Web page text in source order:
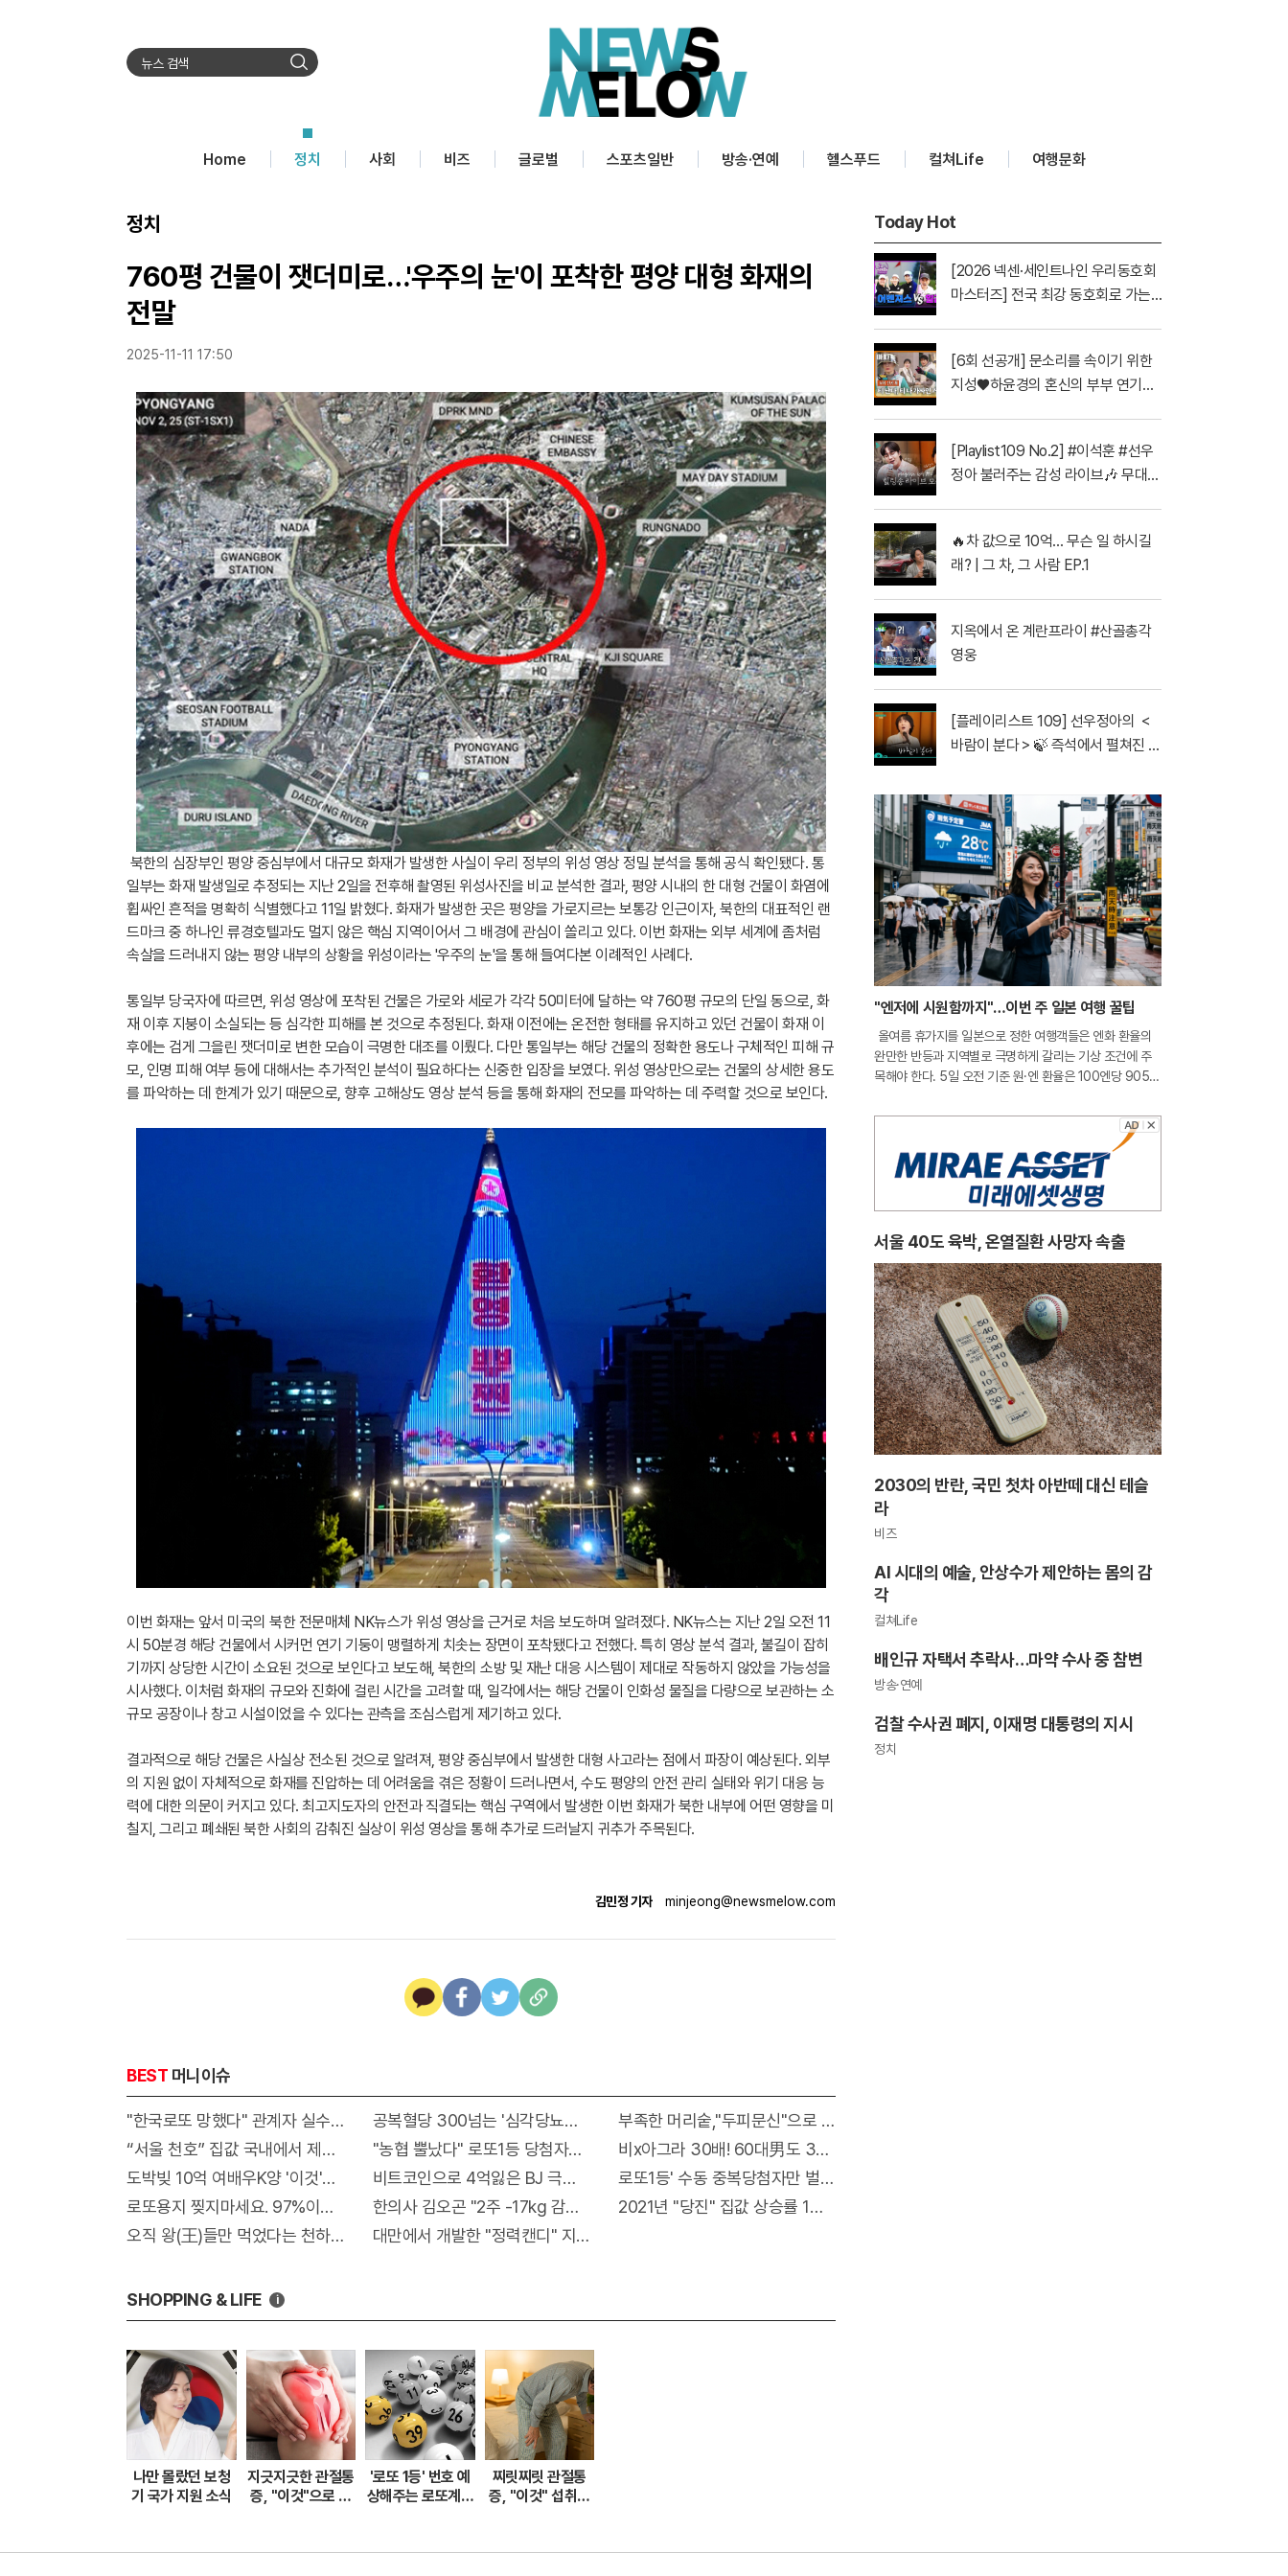
검
Home 정치 사회 비즈 글로벌 스포츠일반 방송·연예 헬스푸드 컬쳐Life 여행문화
정치
760평 건물이 잿더미로…'우주의 눈'이 포착한 평양 대형 화재의
전말
2025-11-11 17:50
북한의 심장부인 평양 중심부에서 대규모 화재가 발생한 사실이 우리 정부의 위성 영상 정밀 분석을 통해 공식 확인됐다. 통
일부는 화재 발생일로 추정되는 지난 2일을 전후해 촬영된 위성사진을 비교 분석한 결과, 평양 시내의 한 대형 건물이 화염에
휩싸인 흔적을 명확히 식별했다고 11일 밝혔다. 화재가 발생한 곳은 평양을 가로지르는 보통강 인근이자, 북한의 대표적인 랜
드마크 중 하나인 류경호텔과도 멀지 않은 핵심 지역이어서 그 배경에 관심이 쏠리고 있다. 이번 화재는 외부 세계에 좀처럼
속살을 드러내지 않는 평양 내부의 상황을 위성이라는 '우주의 눈'을 통해 들여다본 이례적인 사례다.
통일부 당국자에 따르면, 위성 영상에 포착된 건물은 가로와 세로가 각각 50미터에 달하는 약 760평 규모의 단일 동으로, 화
재 이후 지붕이 소실되는 등 심각한 피해를 본 것으로 추정된다. 화재 이전에는 온전한 형태를 유지하고 있던 건물이 화재 이
후에는 검게 그을린 잿더미로 변한 모습이 극명한 대조를 이뤘다. 다만 통일부는 해당 건물의 정확한 용도나 구체적인 피해 규
모, 인명 피해 여부 등에 대해서는 추가적인 분석이 필요하다는 신중한 입장을 보였다. 위성 영상만으로는 건물의 상세한 용도
를 파악하는 데 한계가 있기 때문으로, 향후 고해상도 영상 분석 등을 통해 화재의 전모를 파악하는 데 주력할 것으로 보인다.
이번 화재는 앞서 미국의 북한 전문매체 NK뉴스가 위성 영상을 근거로 처음 보도하며 알려졌다. NK뉴스는 지난 2일 오전 11
시 50분경 해당 건물에서 시커먼 연기 기둥이 맹렬하게 치솟는 장면이 포착됐다고 전했다. 특히 영상 분석 결과, 불길이 잡히
기까지 상당한 시간이 소요된 것으로 보인다고 보도해, 북한의 소방 및 재난 대응 시스템이 제대로 작동하지 않았을 가능성을
시사했다. 이처럼 화재의 규모와 진화에 걸린 시간을 고려할 때, 일각에서는 해당 건물이 인화성 물질을 다량으로 보관하는 소
규모 공장이나 창고 시설이었을 수 있다는 관측을 조심스럽게 제기하고 있다.
결과적으로 해당 건물은 사실상 전소된 것으로 알려져, 평양 중심부에서 발생한 대형 사고라는 점에서 파장이 예상된다. 외부
의 지원 없이 자체적으로 화재를 진압하는 데 어려움을 겪은 정황이 드러나면서, 수도 평양의 안전 관리 실태와 위기 대응 능
력에 대한 의문이 커지고 있다. 최고지도자의 안전과 직결되는 핵심 구역에서 발생한 이번 화재가 북한 내부에 어떤 영향을 미
칠지, 그리고 폐쇄된 북한 사회의 감춰진 실상이 위성 영상을 통해 추가로 드러날지 귀추가 주목된다.
김민정 기자 minjeong@newsmelow.com
BEST 머니이슈
"한국로또 망했다" 관계자 실수로 이번주 971회차 번호 6자리 공개!? 꼭 확인해라!
“서울 천호” 집값 국내에서 제일 비싸질것..이유는?
도박빚 10억 여배우K양 '이것'후 돈벼락 맞아..
로또용지 찢지마세요. 97%이상이 모르는 비밀! "뒷면 비추면 번호 보인다!?"
오직 왕(王)들만 먹었다는 천하제일 명약 "침향" 싹쓰리 완판!! 왜 난리났나 봤더니..경악!
공복혈당 300넘는 '심각당뇨환자', '이것'먹자마자
"농협 뿔났다" 로또1등 당첨자폭주.. 적중률87%
비트코인으로 4억잃은 BJ 극단적 선택…충격!
한의사 김오곤 "2주 -17kg 감량법" 화제!
대만에서 개발한 "정력캔디" 지속시간 3일! 충격!
부족한 머리숱,"두피문신"으로 채우세요! 글로웰의원 의)96837
비x아그라 30배! 60대男도 3번이상 불끈불끈!
로또1등' 수동 중복당첨자만 벌써 19명째 나왔다.
2021년 "당진" 집값 상승률 1위..왜일까?
SHOPPING & LIFE i
나만 몰랐던 보청
기 국가 지원 소식
지긋지긋한 관절통
증, "이것"으로 병
'로또 1등' 번호 예
상해주는 로또계산
찌릿찌릿 관절통
증, "이것" 섭취해
Today Hot
[2026 넥센·세인트나인 우리동호회
마스터즈] 전국 최강 동호회로 가는
[6회 선공개] 문소리를 속이기 위한
지성♥하윤경의 혼신의 부부 연기💕
[Playlist109 No.2] #이석훈 #선우
정아 불러주는 감성 라이브🎶 무대
🔥차 값으로 10억… 무슨 일 하시길
래? | 그 차, 그 사람 EP.1
지옥에서 온 계란프라이 #산골총각
영웅
[플레이리스트 109] 선우정아의 ＜
바람이 분다＞🍃 즉석에서 펼쳐진 전
"엔저에 시원함까지"…이번 주 일본 여행 꿀팁
올여름 휴가지를 일본으로 정한 여행객들은 엔화 환율의
완만한 반등과 지역별로 극명하게 갈리는 기상 조건에 주
목해야 한다. 5일 오전 기준 원·엔 환율은 100엔당 905원
일단 멈춘 모양새다. 비록 환전 비용이 소폭 상승했으나 여
서울 40도 육박, 온열질환 사망자 속출
2030의 반란, 국민 첫차 아반떼 대신 테슬
라
비즈
AI 시대의 예술, 안상수가 제안하는 몸의 감
각
컬쳐Life
배인규 자택서 추락사…마약 수사 중 참변
방송·연예
검찰 수사권 폐지, 이재명 대통령의 지시
정치